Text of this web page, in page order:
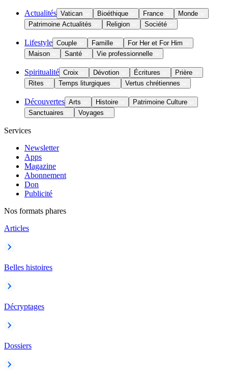
Actualités Vatican Bioéthique France
Monde
Patrimoine Actualités
Religion Société
Lifestyle Couple Famille
For Her et For Him
Maison
Santé Vie professionnelle
Spiritualité Croix Dévotion Écritures
Prière
Rites
Temps liturgiques Vertus chrétiennes
Découvertes Arts Histoire
Patrimoine Culture
Sanctuaires
Voyages
Services
Newsletter
Apps
Magazine
Abonnement
Don
Publicité
Nos formats phares
Articles
Belles histoires
Décryptages
Dossiers